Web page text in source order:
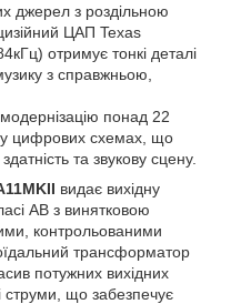
джерел з роздільною
ЦАП Texas
отримує тонкі деталі
з справжньою,
понад 22
у цифрових схемах, що
та звукову сцену.
видає вихідну
AB з винятковою
контрольованими
трансформатор
потужних вихідних
струми, що забезпечує